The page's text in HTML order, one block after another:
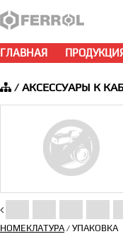
ГЛАВНАЯ
/АКСЕССУАРЫ К
НОМЕКЛАТУРА/ УПАКОВКА